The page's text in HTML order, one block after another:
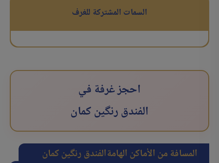
السمات المشتركة للغرف
احجز غرفة في
الفندق رنگین کمان
المسافة من الأماكن الهامةالفندق رنگین کمان